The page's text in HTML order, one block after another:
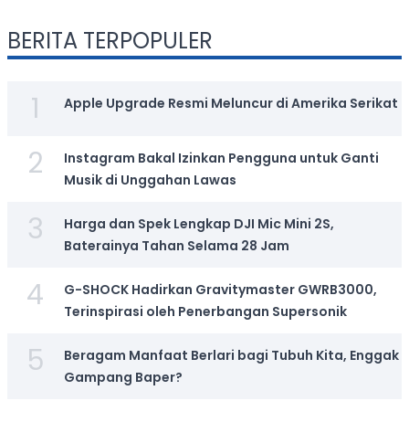
BERITA TERPOPULER
1 Apple Upgrade Resmi Meluncur di Amerika Serikat
2
Instagram Bakal Izinkan Pengguna untuk Ganti
Musik di Unggahan Lawas
3
Harga dan Spek Lengkap DJI Mic Mini 2S,
Baterainya Tahan Selama 28 Jam
4
G-SHOCK Hadirkan Gravitymaster GWRB3000,
Terinspirasi oleh Penerbangan Supersonik
5
Beragam Manfaat Berlari bagi Tubuh Kita, Enggak
Gampang Baper?